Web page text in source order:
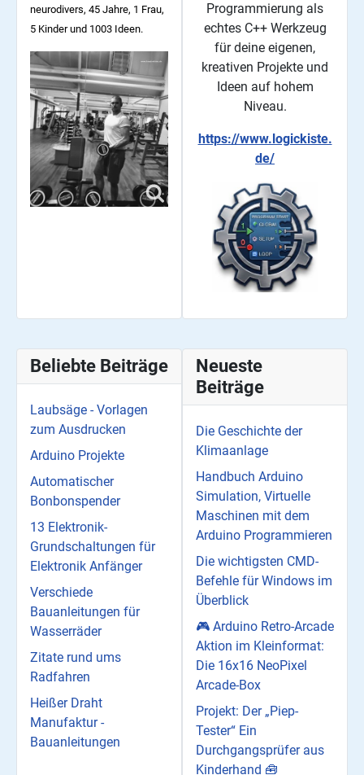
neurodivers, 45 Jahre, 1 Frau,
5 Kinder und 1003 Ideen.
Programmierung als
echtes C++ Werkzeug
für deine eigenen,
kreativen Projekte und
Ideen auf hohem
Niveau.
https://www.logickiste.
de/
Beliebte Beiträge
Laubsäge - Vorlagen
zum Ausdrucken
Arduino Projekte
Automatischer
Bonbonspender
13 Elektronik-
Grundschaltungen für
Elektronik Anfänger
Verschiede
Bauanleitungen für
Wasserräder
Zitate rund ums
Radfahren
Heißer Draht
Manufaktur -
Bauanleitungen
Neueste
Beiträge
Die Geschichte der
Klimaanlage
Handbuch Arduino
Simulation, Virtuelle
Maschinen mit dem
Arduino Programmieren
Die wichtigsten CMD-
Befehle für Windows im
Überblick
🎮 Arduino Retro-Arcade
Aktion im Kleinformat:
Die 16x16 NeoPixel
Arcade-Box
Projekt: Der „Piep-
Tester“ Ein
Durchgangsprüfer aus
Kinderhand 🧰